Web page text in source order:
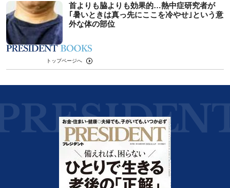
首よりも脇よりも効果的…熱中症研究者が
｢暑いときは真っ先にここを冷やせ｣という意
外な体の部位
トップページへ